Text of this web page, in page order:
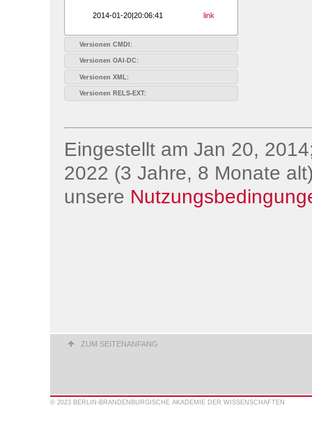
2014-01-20|20:06:41 link
Versionen CMDI:
Versionen OAI-DC:
Versionen XML:
Versionen RELS-EXT:
Eingestellt am Jan 20,
2022 (3 Jahre, 8 Monate
unsere
ZUM SEITENANFANG
© 2023 BERLIN-BRANDENBURGISCHE AKADEMIE DER WISSENSCHAFTEN